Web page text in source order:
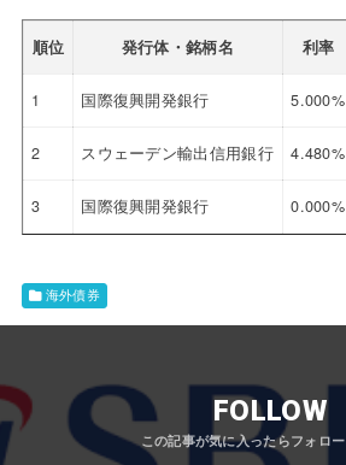
順位 発行体・銘柄名 利率
1 国際復興開発銀行 5.000%
2 スウェーデン輸出信用銀行 4.480%
3 国際復興開発銀行 0.000%
海外債券
FOLLOW